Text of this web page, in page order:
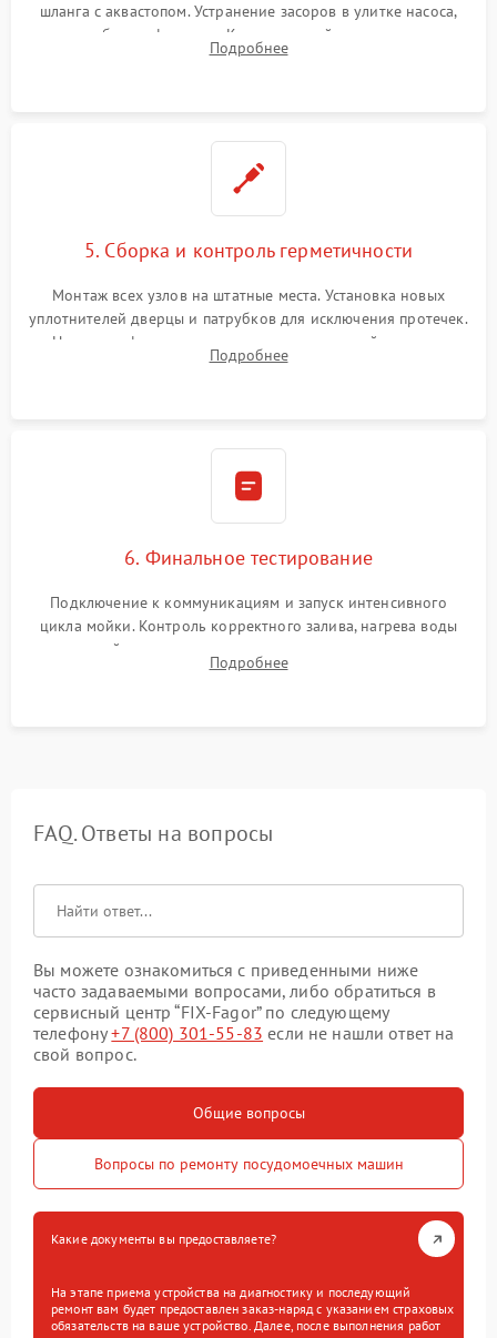
шланга с аквастопом. Устранение засоров в улитке насоса,
патрубках и фильтрах. Компонентный ремонт платы
управления, восстановление поврежденной проводки.
Подробнее
5. Сборка и контроль герметичности
Монтаж всех узлов на штатные места. Установка новых
уплотнителей дверцы и патрубков для исключения протечек.
Надежная фиксация хомутов гидравлической системы,
сборка корпуса и установка датчика поплавка.
Подробнее
6. Финальное тестирование
Подключение к коммуникациям и запуск интенсивного
цикла мойки. Контроль корректного залива, нагрева воды
до нужной температуры, отсутствия посторонних шумов,
штатного слива и абсолютной сухости в поддоне.
Подробнее
FAQ. Ответы на вопросы
Вы можете ознакомиться с приведенными ниже
часто задаваемыми вопросами, либо обратиться в
сервисный центр “FIX-Fagor” по следующему
телефону+7 (800) 301-55-83 если не нашли ответ на
свой вопрос.
Общие вопросы
Вопросы по ремонту посудомоечных машин
Какие документы вы предоставляете?
На этапе приема устройства на диагностику и последующий
ремонт вам будет предоставлен заказ-наряд с указанием страховых
обязательств на ваше устройство. Далее, после выполнения работ